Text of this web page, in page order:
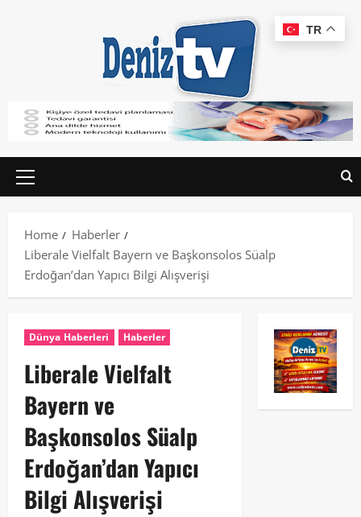
Home
Haberler
Liberale Vielfalt Bayern ve Başkonsolos Süalp
Erdoğan’dan Yapıcı Bilgi Alışverişi
Dünya Haberleri Haberler
Liberale Vielfalt
Bayern ve
Başkonsolos Süalp
Erdoğan’dan Yapıcı
Bilgi Alışverişi
TR